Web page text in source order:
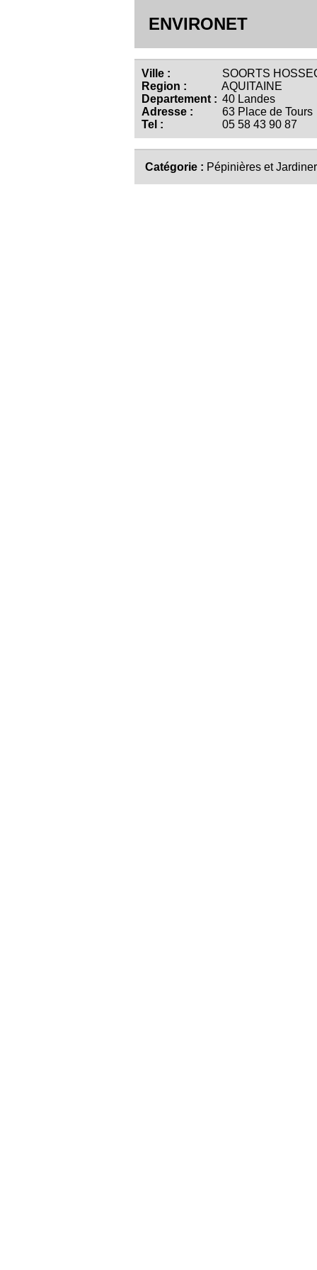
ENVIRONET
Ville :
SOORTS
Region :
AQUITAINE
Departement : 40 Landes
Adresse :
63 Place de Tours
Tel :
05 58 43 90 87
Catégorie : Pépinières et